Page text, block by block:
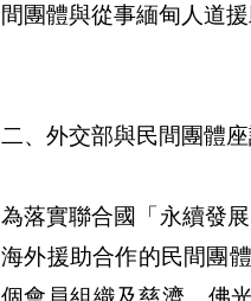
間團體與從事緬甸人道援
二、外交部與民間團體
為落實聯合國「永續發
海外援助合作的民間團